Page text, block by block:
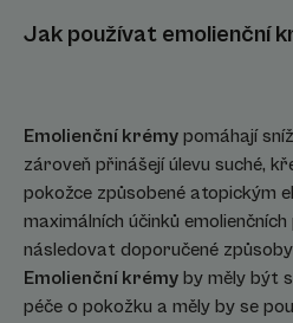
Jak používat emolienční
Emolienční krémy pomáhají
zároveň přinášejí úlevu suché,
pokožce způsobené atopickým
maximálních účinků
následovat doporučené
Emolienční krémy by měly být
péče o pokožku a měly by se